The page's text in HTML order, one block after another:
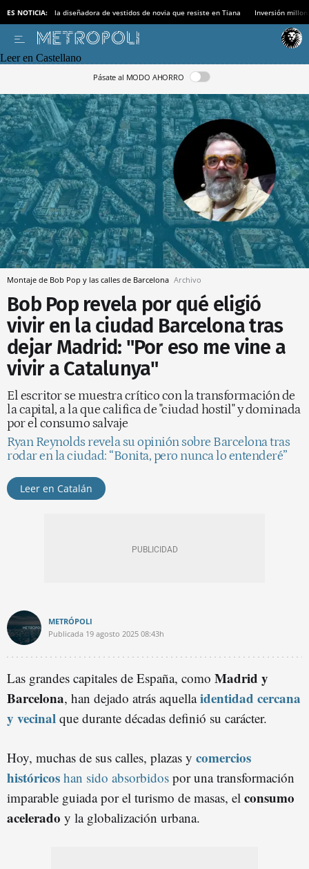
ES NOTICIA: la diseñadora de vestidos de novia que resiste en Tiana Inversión
Leer en Castellano
Pásate al MODO AHORRO
Montaje de Bob Pop y las calles de Barcelona Archivo
Bob Pop revela por qué eligió
vivir en la ciudad Barcelona tras
dejar Madrid: "Por eso me vine a
vivir a Catalunya"
El escritor se muestra crítico con la transformación de
la capital, a la que califica de "ciudad hostil" y dominada
por el consumo salvaje
Ryan Reynolds revela su opinión sobre Barcelona tras
rodar en la ciudad: “Bonita, pero nunca lo entenderé”
Leer en Catalán
METRÓPOLI
Publicada 19 agosto 2025 08:43h
Las grandes capitales de España, como Madrid y
Barcelona, han dejado atrás aquellaidentidad cercana
y vecinal que durante décadas definió su carácter.
Hoy, muchas de sus calles, plazas y comercios
históricos han sido absorbidos por una transformación
imparable guiada por el turismo de masas, el consumo
acelerado y la globalización urbana.